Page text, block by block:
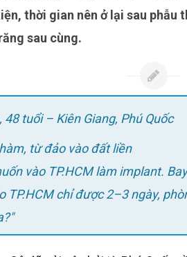
thời gian nên ở lại sau phẫu
sau cùng.
tuổi – Kiên Giang, Phú Quốc
từ đảo vào đất liền
TP.HCM chỉ được 2–3 ngày,